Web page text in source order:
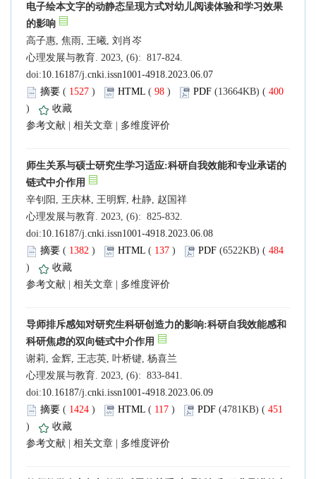
电子绘本文字的动静态呈现方式对幼儿阅读体验和学习效果
的影响
高子惠, 焦雨, 王曦, 刘肖岑
心理发展与教育. 2023, (6): 817-824.
doi:10.16187/j.cnki.issn1001-4918.2023.06.07
摘要 ( 1527 ) HTML ( 98 ) PDF (13664KB) ( 400
)
收藏
参考文献 | 相关文章 | 多维度评价
师生关系与硕士研究生学习适应:科研自我效能和专业承诺的
链式中介作用
辛钊阳, 王庆林, 王明辉, 杜静, 赵国祥
心理发展与教育. 2023, (6): 825-832.
doi:10.16187/j.cnki.issn1001-4918.2023.06.08
摘要 ( 1382 ) HTML ( 137 ) PDF (6522KB) ( 484
)
收藏
参考文献 | 相关文章 | 多维度评价
导师排斥感知对研究生科研创造力的影响:科研自我效能感和
科研焦虑的双向链式中介作用
谢莉, 金辉, 王志英, 叶桥键, 杨喜兰
心理发展与教育. 2023, (6): 833-841.
doi:10.16187/j.cnki.issn1001-4918.2023.06.09
摘要 ( 1424 ) HTML ( 117 ) PDF (4781KB) ( 451
)
收藏
参考文献 | 相关文章 | 多维度评价